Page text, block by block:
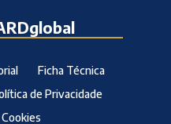
Ficha Técnica
de Privacidade